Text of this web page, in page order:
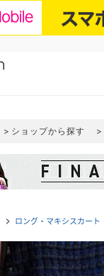
ショップから探す
navigate_next ロング・マキシスカート